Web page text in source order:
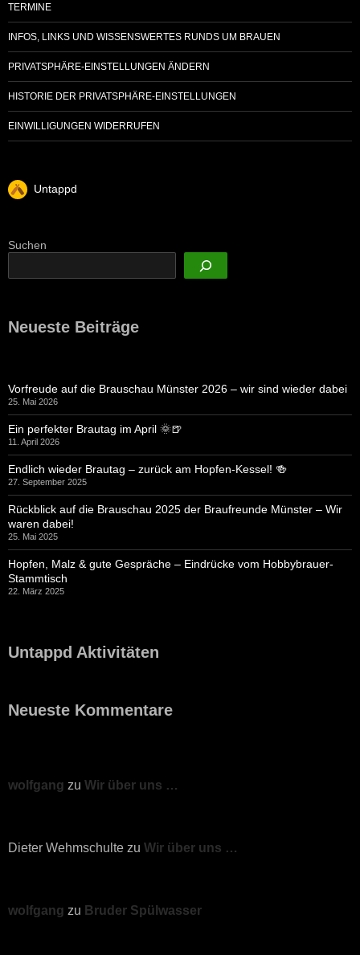
TERMINE
INFOS, LINKS UND WISSENSWERTES RUNDS UM BRAUEN
PRIVATSPHÄRE-EINSTELLUNGEN ÄNDERN
HISTORIE DER PRIVATSPHÄRE-EINSTELLUNGEN
EINWILLIGUNGEN WIDERRUFEN
Untappd
Suchen
Neueste Beiträge
Vorfreude auf die Brauschau Münster 2026 – wir sind wieder dabei
25. Mai 2026
Ein perfekter Brautag im April 🌞🍺
11. April 2026
Endlich wieder Brautag – zurück am Hopfen-Kessel! 🍻
27. September 2025
Rückblick auf die Brauschau 2025 der Braufreunde Münster – Wir
waren dabei!
25. Mai 2025
Hopfen, Malz & gute Gespräche – Eindrücke vom Hobbybrauer-
Stammtisch
22. März 2025
Untappd Aktivitäten
Neueste Kommentare
wolfgang zu Wir über uns …
Dieter Wehmschulte zu Wir über uns …
wolfgang zu Bruder Spülwasser